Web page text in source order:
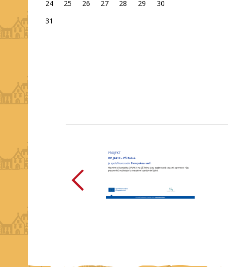
24
25 26 27 28 29
30
31
předchozí